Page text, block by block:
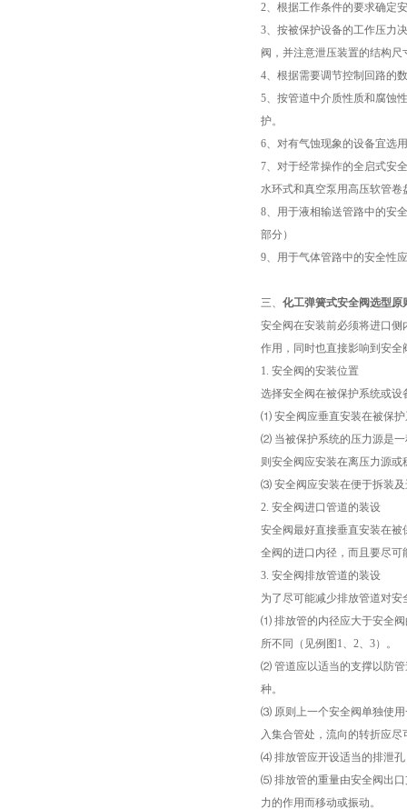
2、根据工作条件的要求确定
3、按被保护设备的工作压力
阀，并注意泄压装置的结构尺
4、根据需要调节控制回路的
5、按管道中介质性质和腐蚀
护。
6、对有气蚀现象的设备宜选
7、对于经常操作的全启式安
水环式和真空泵用高压软管卷
8、用于液相输送管路中的安
部分）
9、用于气体管路中的安全性
三、 化工弹簧式安全阀选型原
安全阀在安装前必须将进口
作用，同时也直接影响到安
1. 安全阀的安装位置
选择安全阀在被保护系统或
⑴ 安全阀应垂直安装在被保护
⑵ 当被保护系统的压力源是一
则安全阀应安装在离压力源
⑶ 安全阀应安装在便于拆装
2. 安全阀进口管道的装设
安全阀最好直接垂直安装在
全阀的进口内径，而且要尽
3. 安全阀排放管道的装设
为了尽可能减少排放管道对
⑴ 排放管的内径应大于安全阀
所不同（见例图1、2、3）。
⑵ 管道应以适当的支撑以防管
种。
⑶ 原则上一个安全阀单独使用
入集合管处，流向的转折应尽
⑷ 排放管应开设适当的排泄
⑸ 排放管的重量由安全阀出口
力的作用而移动或振动。